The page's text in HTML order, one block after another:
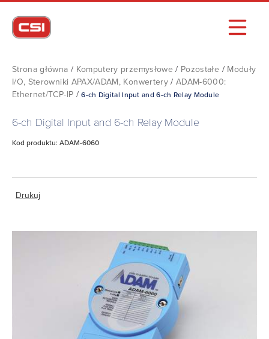
Strona główna / Komputery przemysłowe / Pozostałe / Moduły
I/O, Sterowniki APAX/ADAM, Konwertery/ADAM-6000:
Ethernet/TCP-IP /6-ch Digital Input and 6-ch Relay Module
6-ch Digital Input and 6-ch Relay Module
Kod produktu: ADAM-6060
Drukuj